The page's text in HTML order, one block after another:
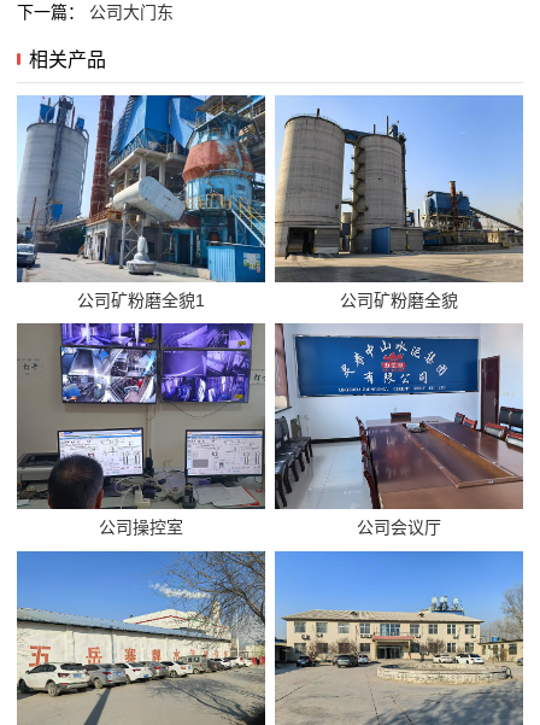
下一篇： 公司大门东
相关产品
公司矿粉磨全貌1 公司矿粉磨全貌
公司操控室 公司会议厅